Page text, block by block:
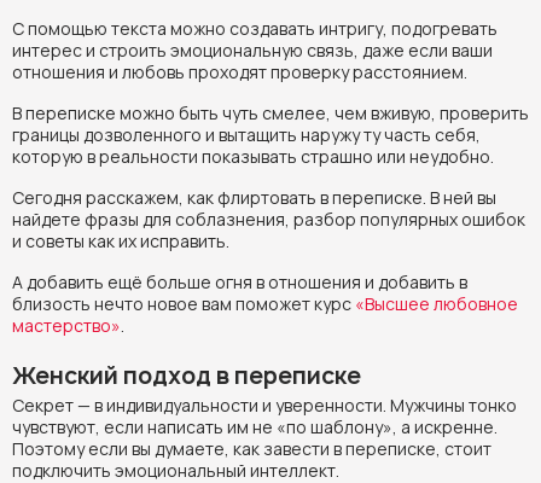
С помощью текста можно создавать интригу, подогревать
интерес и строить эмоциональную связь, даже если ваши
отношения и любовь проходят проверку расстоянием.
В переписке можно быть чуть смелее, чем вживую, проверить
границы дозволенного и вытащить наружу ту часть себя,
которую в реальности показывать страшно или неудобно.
Сегодня расскажем, как флиртовать в переписке. В ней вы
найдете фразы для соблазнения, разбор популярных ошибок
и советы как их исправить.
А добавить ещё больше огня в отношения и добавить в
близость нечто новое вам поможет курс «Высшее любовное
мастерство»
Женский подход в переписке
Секрет — в индивидуальности и уверенности. Мужчины тонко
чувствуют, если написать им не «по шаблону», а искренне.
Поэтому если вы думаете, как завести в переписке, стоит
подключить эмоциональный интеллект.